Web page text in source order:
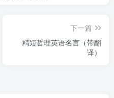
下一篇
精短哲理英语名言（带翻
译）